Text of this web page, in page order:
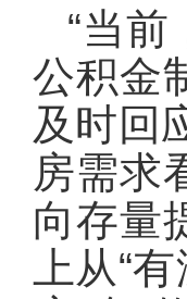
“当
公积金
及时回
房需求
向存量
上从“